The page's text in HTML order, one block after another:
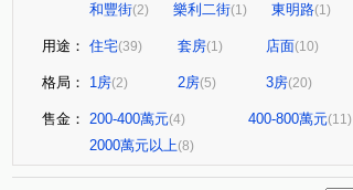
和豐街(2) 樂利二街(1) 東明路(1)
用途： 住宅(39) 套房(1) 店面(10)
格局： 1房(2) 2房(5) 3房(20)
售金： 200-400萬元(4) 400-800萬元(11)
2000萬元以上(8)